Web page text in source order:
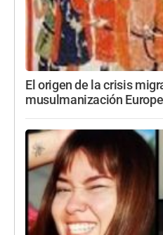
El origen de la crisis
musulmanización